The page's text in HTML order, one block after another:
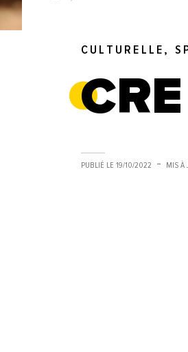
CULTURELLE,
PUBLIÉ LE 19/10/2022 MIS À